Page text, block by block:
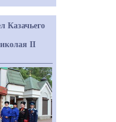
Казачьего
II